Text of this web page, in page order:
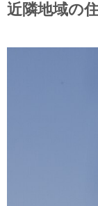
近隣地域の